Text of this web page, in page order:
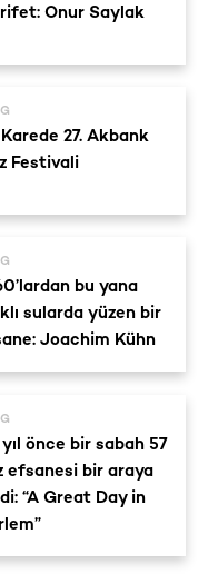
Onur Saylak
27. Akbank
Festivali
bu yana
sularda yüzen bir
Joachim Kühn
önce bir sabah 57
efsanesi bir araya
“A Great Day in